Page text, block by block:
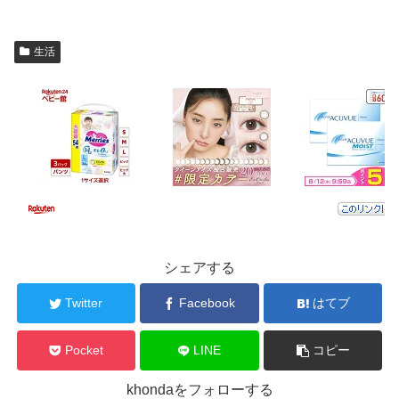
生活
シェアする
Twitter Facebook はてブ
Pocket LINE コピー
khondaをフォローする